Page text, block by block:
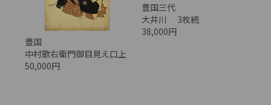
豊国
中村歌右衛門御目見え口上
50,000円
豊国三代
大井川 3枚続
38,000円